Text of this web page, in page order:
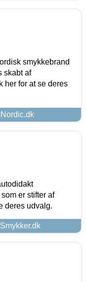
smykkebrand
skabt af
her for at se deres
er stifter af
deres udvalg.